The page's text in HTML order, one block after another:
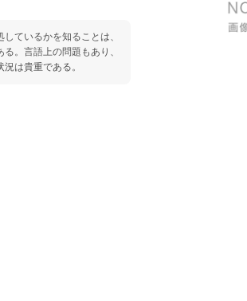
ているかを知ることは、
。言語上の問題もあり、
は貴重である。